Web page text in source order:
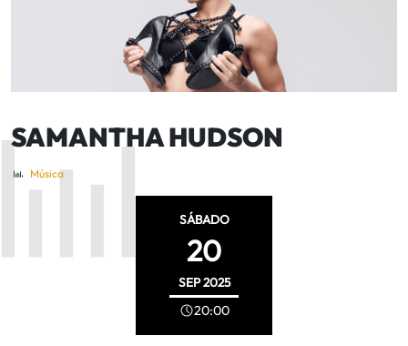
SAMANTHA HUDSON
Música
SÁBADO
20
SEP2025
20:00